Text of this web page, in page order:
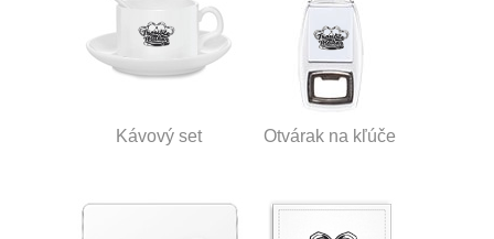
Kávový set Otvárak na kľúče